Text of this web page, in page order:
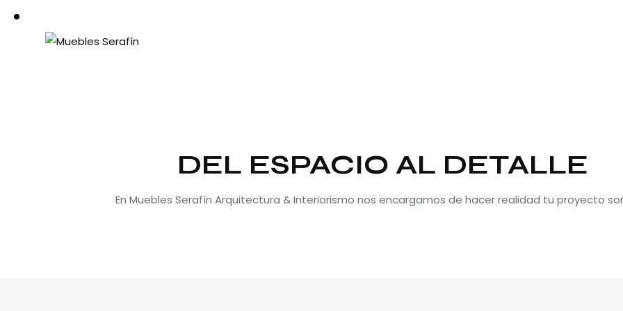
DEL ESPACIO AL DETALLE
En Muebles Serafín Arquitectura & Interiorismo nos encargamos de hacer realidad tu proyecto